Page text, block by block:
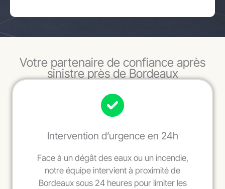
Votre partenaire de confiance après
sinistre près de Bordeaux
Intervention d’urgence en 24h
Face à un dégât des eaux ou un incendie,
notre équipe intervient à proximité de
Bordeaux sous 24 heures pour limiter les